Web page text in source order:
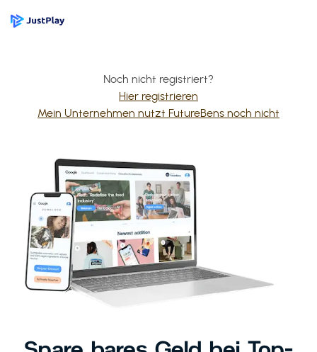
Noch nicht registriert?
Hier registrieren
Mein Unternehmen nutzt FutureBens noch nicht